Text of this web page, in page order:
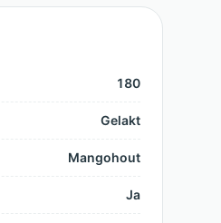
180
Gelakt
Mangohout
Ja